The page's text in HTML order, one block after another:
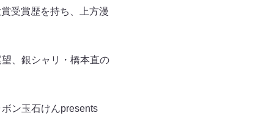
受賞歴を持ち、上方漫
、銀シャリ・橋本直の
ボン玉石けんpresents